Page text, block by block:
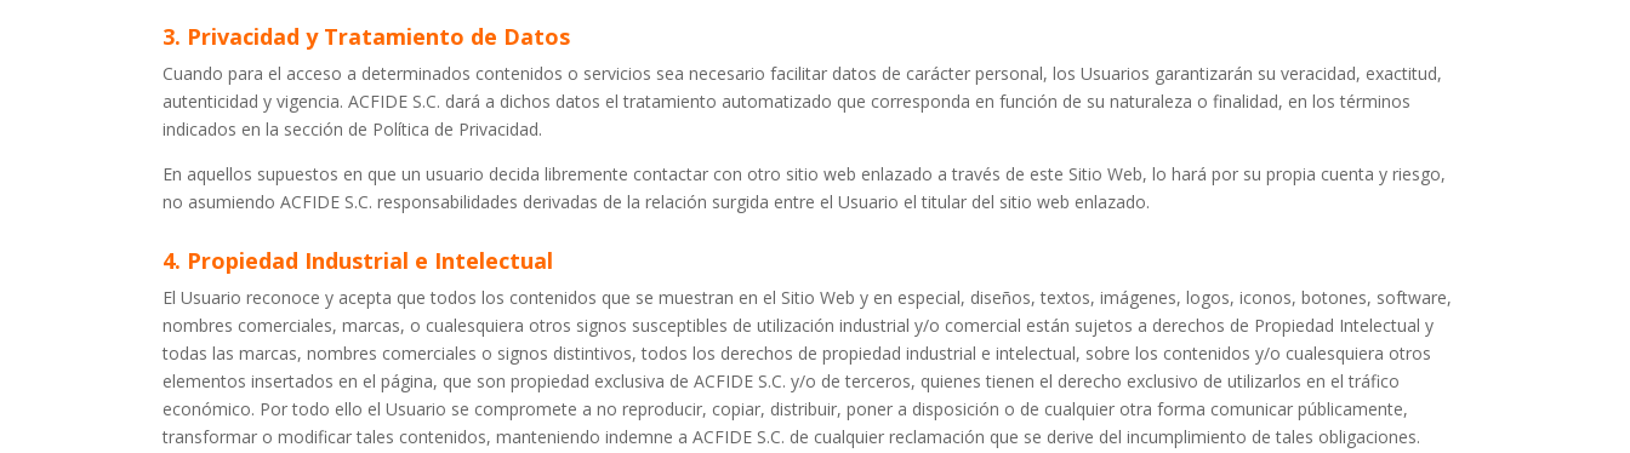
3. Privacidad y Tratamiento de Datos
Cuando para el acceso a determinados contenidos o servicios sea necesario facilitar datos de carácter personal, los Usuarios garantizarán su veracidad, exactitud,
autenticidad y vigencia. ACFIDE S.C. dará a dichos datos el tratamiento automatizado que corresponda en función de su naturaleza o finalidad, en los términos
indicados en la sección de Política de Privacidad.
En aquellos supuestos en que un usuario decida libremente contactar con otro sitio web enlazado a través de este Sitio Web, lo hará por su propia cuenta y riesgo,
no asumiendo ACFIDE S.C. responsabilidades derivadas de la relación surgida entre el Usuario el titular del sitio web enlazado.
4. Propiedad Industrial e Intelectual
El Usuario reconoce y acepta que todos los contenidos que se muestran en el Sitio Web y en especial, diseños, textos, imágenes, logos, iconos, botones, software,
nombres comerciales, marcas, o cualesquiera otros signos susceptibles de utilización industrial y/o comercial están sujetos a derechos de Propiedad Intelectual y
todas las marcas, nombres comerciales o signos distintivos, todos los derechos de propiedad industrial e intelectual, sobre los contenidos y/o cualesquiera otros
elementos insertados en el página, que son propiedad exclusiva de ACFIDE S.C. y/o de terceros, quienes tienen el derecho exclusivo de utilizarlos en el tráfico
económico. Por todo ello el Usuario se compromete a no reproducir, copiar, distribuir, poner a disposición o de cualquier otra forma comunicar públicamente,
transformar o modificar tales contenidos, manteniendo indemne a ACFIDE S.C. de cualquier reclamación que se derive del incumplimiento de tales obligaciones.